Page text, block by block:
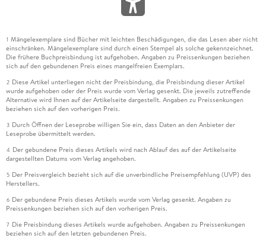
1 Mängelexemplare sind Bücher mit leichten Beschädigungen, die das Lesen aber nicht
einschränken. Mängelexemplare sind durch einen Stempel als solche gekennzeichnet.
Die frühere Buchpreisbindung ist aufgehoben. Angaben zu Preissenkungen beziehen
sich auf den gebundenen Preis eines mangelfreien Exemplars.
2 Diese Artikel unterliegen nicht der Preisbindung, die Preisbindung dieser Artikel
wurde aufgehoben oder der Preis wurde vom Verlag gesenkt. Die jeweils zutreffende
Alternative wird Ihnen auf der Artikelseite dargestellt. Angaben zu Preissenkungen
beziehen sich auf den vorherigen Preis.
3 Durch Öffnen der Leseprobe willigen Sie ein, dass Daten an den Anbieter der
Leseprobe übermittelt werden.
4 Der gebundene Preis dieses Artikels wird nach Ablauf des auf der Artikelseite
dargestellten Datums vom Verlag angehoben.
5 Der Preisvergleich bezieht sich auf die unverbindliche Preisempfehlung (UVP) des
Herstellers.
6 Der gebundene Preis dieses Artikels wurde vom Verlag gesenkt. Angaben zu
Preissenkungen beziehen sich auf den vorherigen Preis.
7 Die Preisbindung dieses Artikels wurde aufgehoben. Angaben zu Preissenkungen
beziehen sich auf den letzten gebundenen Preis.